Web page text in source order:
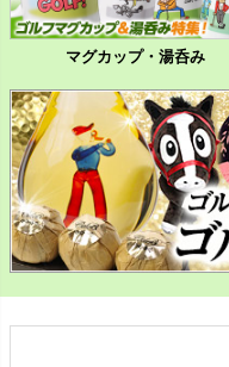
マグカップ・湯呑み